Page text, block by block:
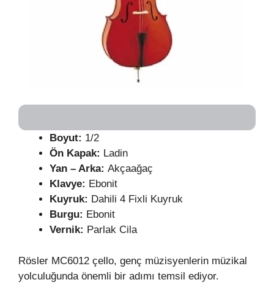
Boyut: 1/2
Ön Kapak: Ladin
Yan – Arka: Akçaağaç
Klavye: Ebonit
Kuyruk: Dahili 4 Fixli Kuyruk
Burgu: Ebonit
Vernik: Parlak Cila
Rösler MC6012 çello, genç müzisyenlerin müzikal
yolculuğunda önemli bir adımı temsil ediyor.